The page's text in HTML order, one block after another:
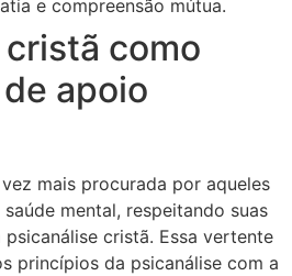
e compreensão mútua.
como
apoio
mais procurada por aqueles
mental, respeitando suas
cristã. Essa vertente
princípios da psicanálise com a